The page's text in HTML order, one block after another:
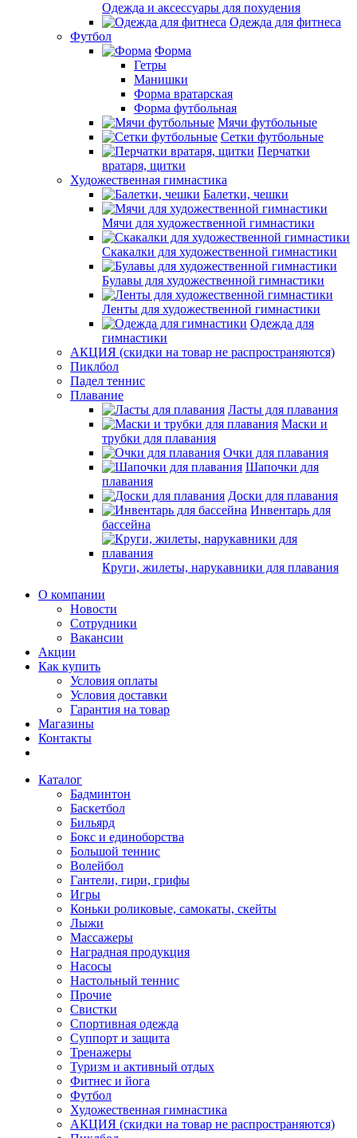
Одежда и аксессуары для похудения
Одежда для фитнеса
Футбол
Форма
Гетры
Манишки
Форма вратарская
Форма футбольная
Мячи футбольные
Сетки футбольные
Перчатки
вратаря, щитки
Художественная гимнастика
Балетки, чешки
Мячи для художественной гимнастики
Скакалки для художественной гимнастики
Булавы для художественной гимнастики
Ленты для художественной гимнастики
Одежда для
гимнастики
АКЦИЯ (скидки на товар не распространяются)
Пиклбол
Падел теннис
Плавание
Ласты для плавания
Маски и
трубки для плавания
Очки для плавания
Шапочки для
плавания
Доски для плавания
Инвентарь для
бассейна
Круги, жилеты, нарукавники для плавания
О компании
Новости
Сотрудники
Вакансии
Акции
Как купить
Условия оплаты
Условия доставки
Гарантия на товар
Магазины
Контакты
Каталог
Бадминтон
Баскетбол
Бильярд
Бокс и единоборства
Большой теннис
Волейбол
Гантели, гири, грифы
Игры
Коньки роликовые, самокаты, скейты
Лыжи
Массажеры
Наградная продукция
Насосы
Настольный теннис
Прочие
Свистки
Спортивная одежда
Суппорт и защита
Тренажеры
Туризм и активный отдых
Фитнес и йога
Футбол
Художественная гимнастика
АКЦИЯ (скидки на товар не распространяются)